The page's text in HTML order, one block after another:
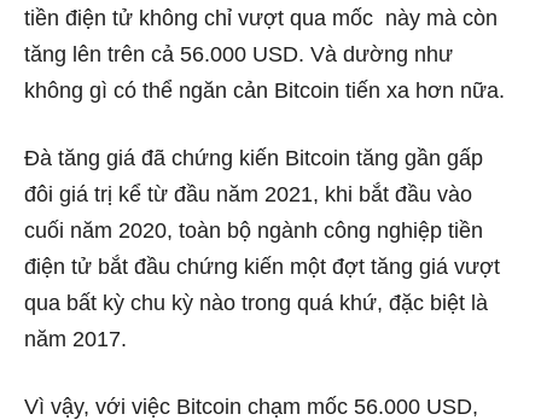
tiền điện tử không chỉ vượt qua mốc này mà còn
tăng lên trên cả 56.000 USD. Và dường như
không gì có thể ngăn cản Bitcoin tiến xa hơn nữa.
Đà tăng giá đã chứng kiến ​​Bitcoin tăng gần gấp
đôi giá trị kể từ đầu năm 2021, khi bắt đầu vào
cuối năm 2020, toàn bộ ngành công nghiệp tiền
điện tử bắt đầu chứng kiến ​​một đợt tăng giá vượt
qua bất kỳ chu kỳ nào trong quá khứ, đặc biệt là
năm 2017.
Vì vậy, với việc Bitcoin chạm mốc 56.000 USD,